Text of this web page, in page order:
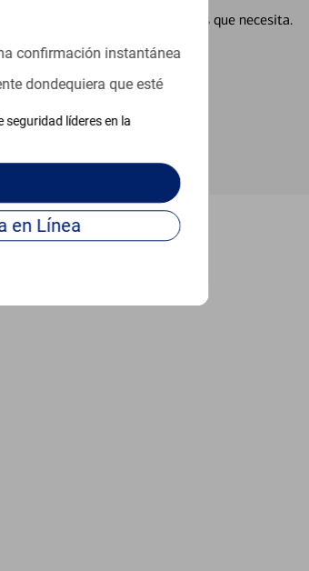
confirmación instantánea
dondequiera que esté
líderes en la
Continúe para entrar en la Banca en Línea
a proporcionar las respuestas que necesita.